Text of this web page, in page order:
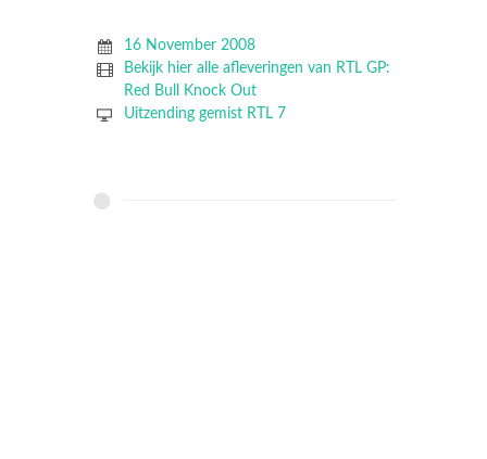
16 November 2008
Bekijk hier alle afleveringen van RTL GP:
Red Bull Knock Out
Uitzending gemist RTL 7